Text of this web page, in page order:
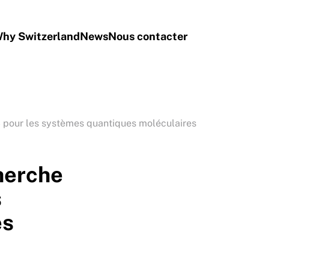
SwitzerlandNewsNous contacter
les systèmes quantiques moléculaires